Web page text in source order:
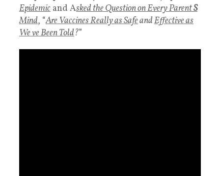
Epidemic and Asked the Question on Every ParentS
Mind, “Are Vaccines Really as SafeandEffective as
We ve Been Told?”